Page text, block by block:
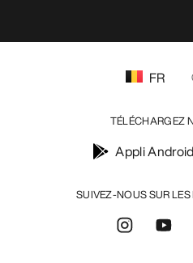
SUIVEZ-NOUS SUR
FR
TÉLÉCHARGEZ
Appli Android